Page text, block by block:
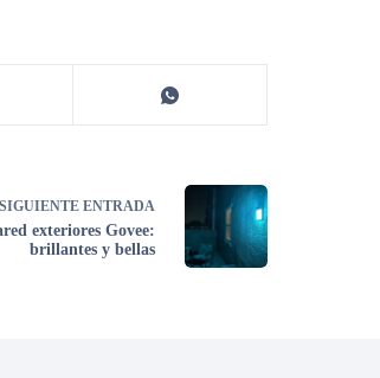
SIGUIENTEENTRADA
exteriores Govee:
brillantes y bellas